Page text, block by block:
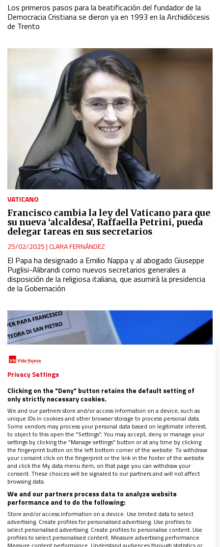
Los primeros pasos para la beatificación del fundador de la
Democracia Cristiana se dieron ya en 1993 en la Archidiócesis
de Trento
VATICANO
Francisco cambia la ley del Vaticano para que
su nueva ‘alcaldesa’, Raffaella Petrini, pueda
delegar tareas en sus secretarios
25/02/2025|CLARA FERNÁNDEZ
El Papa ha designado a Emilio Nappa y al abogado Giuseppe
Puglisi-Alibrandi como nuevos secretarios generales a
disposición de la religiosa italiana, que asumirá la presidencia
de la Gobernación
ESPAÑA|VATICANO
Los obispos españoles se unen al rosario
masivo por la salud del papa Francisco
25/02/2025|CLARA FERNÁNDEZ
Las diócesis respaldan la oración nocturna de la Santa Sede
por el Pontífice
Privacy Settings
Clicking on the "Deny" button retains the default setting of
only strictly necessary cookies.
We and our partners store and/or access information on a device, such as
unique IDs in cookies and other browser storage to process personal data.
Some vendors may process your personal data based on legitimate interest,
to object to this open the "Settings". You may accept, deny or manage your
settings by clicking the "Manage settings" button or at any time by clicking
the fingerprint button on the left bottom corner of the website. To withdraw
your consent click on the fingerprint or the link in the footer of the website
and click the My data menu item, on that page you can withdraw your
consent. These choices will be signaled to our partners and will not affect
browsing data.
We and our partners process data to analyze website
performance and to do the following:
Store and/or access information on a device. Use limited data to select
advertising. Create profiles for personalised advertising. Use profiles to
select personalised advertising. Create profiles to personalise content. Use
profiles to select personalised content. Measure advertising performance.
Measure content performance. Understand audiences through statistics or